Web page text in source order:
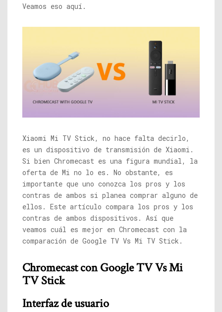
Veamos eso aquí.
Xiaomi Mi TV Stick, no hace falta decirlo,
es un dispositivo de transmisión de Xiaomi.
Si bien Chromecast es una figura mundial, la
oferta de Mi no lo es. No obstante, es
importante que uno conozca los pros y los
contras de ambos si planea comprar alguno de
ellos. Este artículo compara los pros y los
contras de ambos dispositivos. Así que
veamos cuál es mejor en Chromecast con la
comparación de Google TV Vs Mi TV Stick.
Chromecast con Google TV Vs Mi
TV Stick
Interfaz de usuario